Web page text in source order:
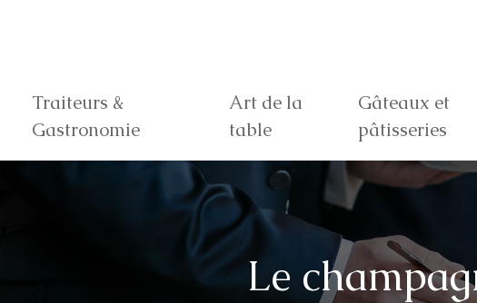
Traiteurs &
Gastronomie
Art de la
table
Gâteaux et
pâtisseries
Le